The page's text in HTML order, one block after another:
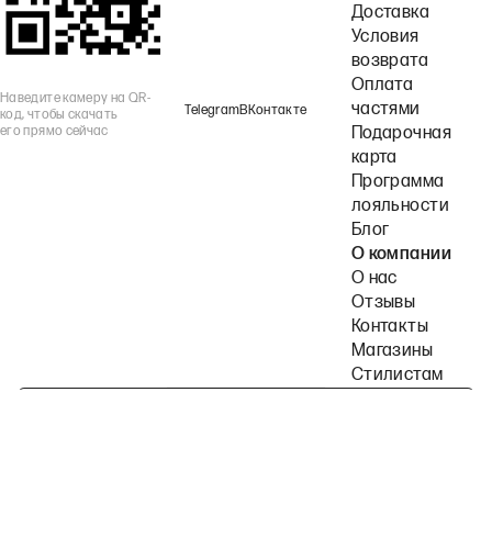
Наведите камеру на QR-
код, чтобы скачать
его прямо сейчас
TelegramВКонтакте
Доставка
Условия
возврата
Оплата
частями
Подарочная
карта
Программа
лояльности
Блог
О компании
О нас
Отзывы
Контакты
Магазины
Стилистам